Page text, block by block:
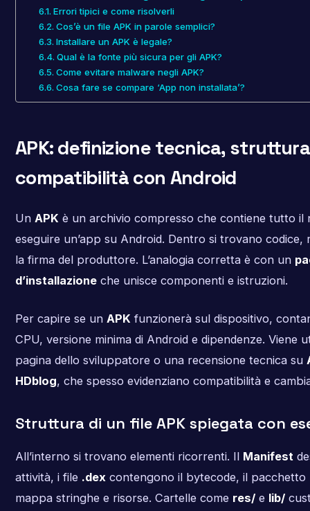
Errori tipici e come risolverli
Cos’è un file APK in parole semplici?
Installare un APK è legale?
Qual è la fonte più sicura per gli APK?
Come evitare malware negli APK?
Cosa fare se compare ‘App non installata’?
APK: definizione tecnica,
compatibilità con Android
Un APK è un archivio compresso che contiene tutto il
eseguire un’app su Android. Dentro si trovano codice,
la firma del produttore. L’analogia corretta è con un
d’installazioneche unisce componenti e istruzioni.
Per capire se un APK funzionerà sul dispositivo,
CPU, versione minima di Android e dipendenze. Viene
pagina dello sviluppatore o una recensione tecnica su
HDblog, che spesso evidenziano compatibilità e
Struttura di un file APK spiegata con
All’interno si trovano elementi ricorrenti. Il Manifest
attività, i file .dexcontengono il bytecode, il pacchetto
mappa stringhe e risorse. Cartelle come res/e lib/